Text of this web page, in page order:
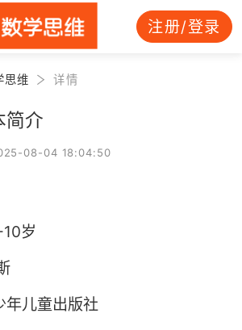
注册/登录
思维 详情
简介
08-04 18:04:50
岁
年儿童出版社